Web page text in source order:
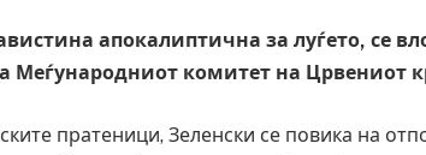
апокалиптична за луѓето, се
Меѓународниот комитет на Црвениот
пратеници, Зеленски се повика на